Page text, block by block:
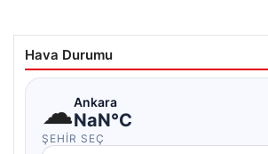
Hava Durumu
☁Ankara
NaN°C
ŞEHIR SEÇ